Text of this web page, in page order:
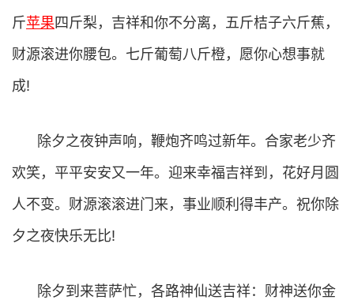
斤苹果四斤梨，吉祥和你不分离，五斤桔子六斤蕉，
财源滚进你腰包。七斤葡萄八斤橙，愿你心想事就
成!
除夕之夜钟声响，鞭炮齐鸣过新年。合家老少齐
欢笑，平平安安又一年。迎来幸福吉祥到，花好月圆
人不变。财源滚滚进门来，事业顺利得丰产。祝你除
夕之夜快乐无比!
除夕到来菩萨忙，各路神仙送吉祥：财神送你金